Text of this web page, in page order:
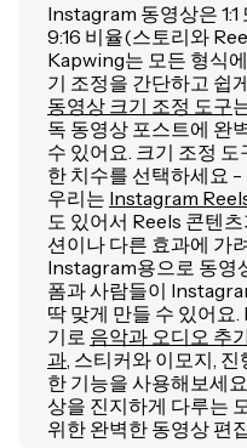
Instagram 동영상은
9:16 비율(스토리와
Kapwing는 모든 형식
기 조정을 간단하고 쉽
동영상 크기 조정 도구
독 동영상 포스트에 완
수 있어요. 크기 조정
한 치수를 선택하세요
우리는 Instagram
도 있어서 Reels 콘텐
션이나 다른 효과에 가
Instagram용으로 동영
폼과 사람들이
딱 맞게 만들 수 있어요
기로 음악과 오디오 추
과, 스티커와 이모지,
한 기능을 사용해보세
상을 진지하게 다루는
위한 완벽한 동영상 편